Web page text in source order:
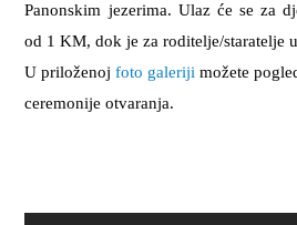
Panonskim jezerima. Ulaz će se za
od 1 KM, dok je za roditelje/staratelje
U priloženojfoto galeriji možete
ceremonije otvaranja.